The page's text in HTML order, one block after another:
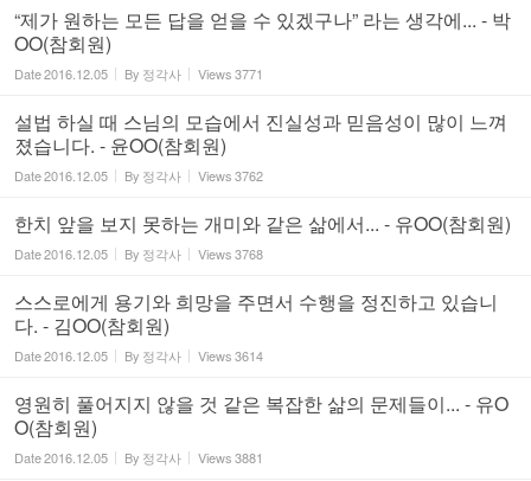
“제가 원하는 모든 답을 얻을 수 있겠구나” 라는 생각에... - 박
OO(참회원)
Date2016.12.05 By 정각사 Views3771
설법 하실 때 스님의 모습에서 진실성과 믿음성이 많이 느껴
졌습니다. - 윤OO(참회원)
Date2016.12.05 By 정각사 Views3762
한치 앞을 보지 못하는 개미와 같은 삶에서... - 유OO(참회원)
Date2016.12.05 By 정각사 Views3768
스스로에게 용기와 희망을 주면서 수행을 정진하고 있습니
다. - 김OO(참회원)
Date2016.12.05 By 정각사 Views3614
영원히 풀어지지 않을 것 같은 복잡한 삶의 문제들이... - 유O
O(참회원)
Date2016.12.05 By 정각사 Views3881